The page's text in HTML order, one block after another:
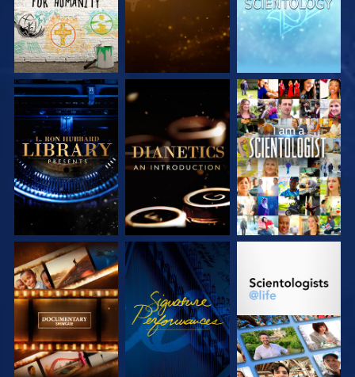
SERIE
ENTDECKEN
ENTDECKEN
ANSEHEN
SERIE
ENTDECKEN
ANSEHEN
SERIE